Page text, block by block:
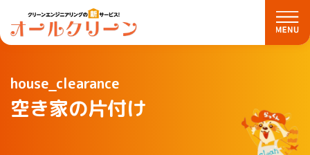
house_clearance
空き家の片付け